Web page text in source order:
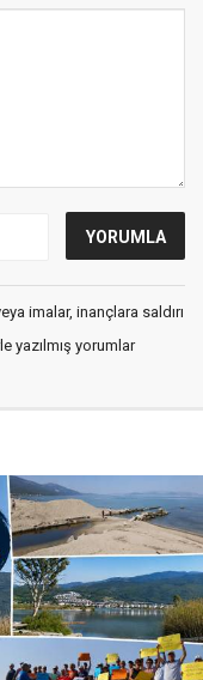
imalar, inançlara saldırı
yazılmış yorumlar